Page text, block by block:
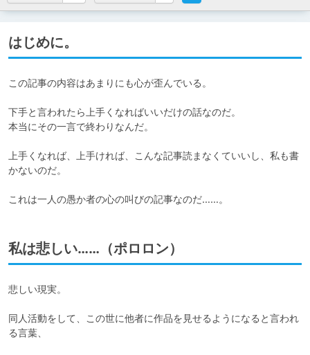
はじめに。
この記事の内容はあまりにも心が歪んでいる。
下手と言われたら上手くなればいいだけの話なのだ。
本当にその一言で終わりなんだ。
上手くなれば、上手ければ、こんな記事読まなくていいし、私も書
かないのだ。
これは一人の愚か者の心の叫びの記事なのだ……。
私は悲しい……（ポロロン）
悲しい現実。
同人活動をして、この世に他者に作品を見せるようになると言われ
る言葉、